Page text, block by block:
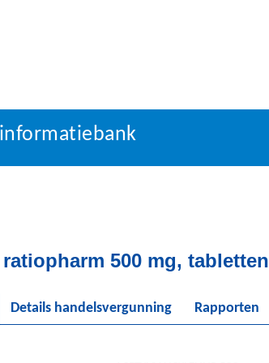
500 mg, tabletten
Details handelsvergunning Rapporten